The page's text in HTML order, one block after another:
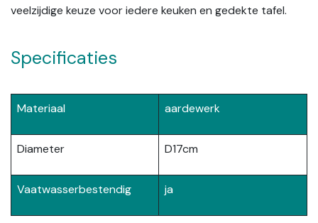
veelzijdige keuze voor iedere keuken en gedekte tafel.
Specificaties
Materiaal aardewerk
Diameter D17cm
Vaatwasserbestendig ja